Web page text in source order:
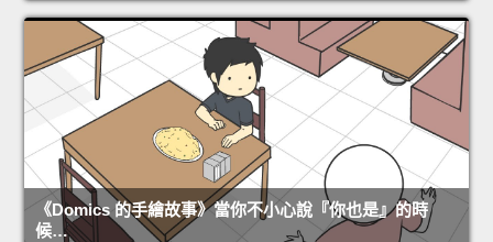
《Domics 的手繪故事》當你不小心說『你也是』的時
候…